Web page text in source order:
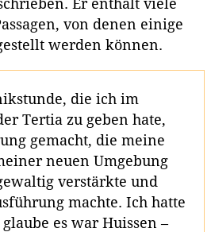
Er enthält viele
von denen einige
werden können.
die ich im
Tertia zu geben hate,
gemacht, die meine
neuen Umgebung
verstärkte und
machte. Ich hatte
es war Huissen –